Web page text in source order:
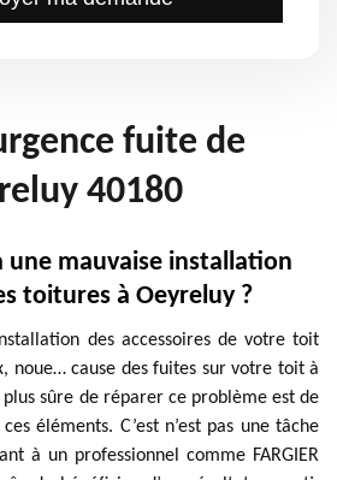
fuite de
40180
une mauvaise installation
toitures à Oeyreluy ?
des accessoires de votre toit
noue… cause des fuites sur votre toit à
sûre de réparer ce problème est de
éléments. C’est n’est pas une tâche
à un professionnel comme FARGIER